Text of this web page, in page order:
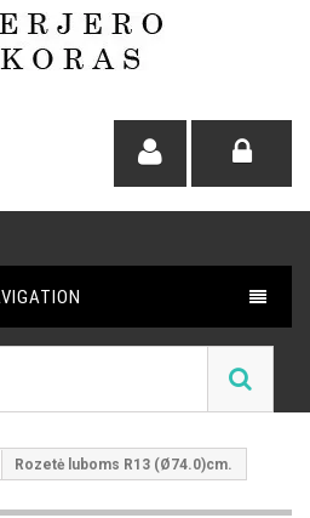
Rozetė luboms R13 (Ø74.0)cm.